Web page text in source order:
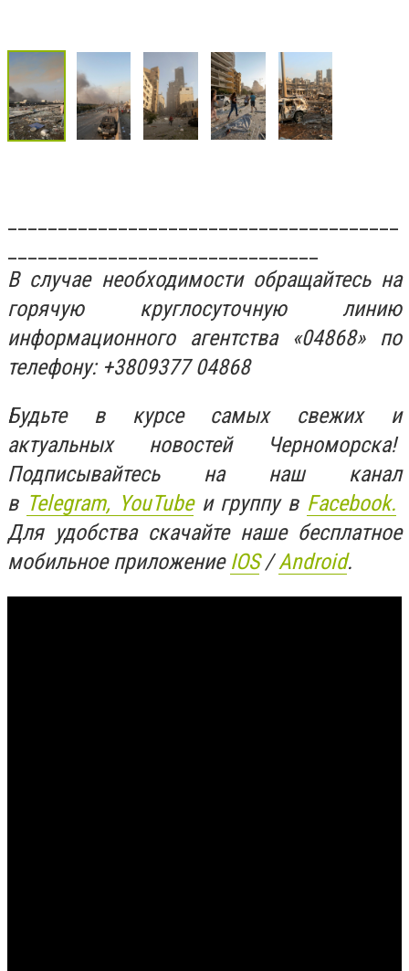
В случае необходимости обращайтесь на
горячую круглосуточную линию
информационного агентства «04868» по
телефону: +3809377 04868
Будьте в курсе самых свежих и
актуальных новостей Черноморска!
Подписывайтесь на наш канал
в Telegram, YouTubeи группу в Facebook.
Для удобства скачайте наше бесплатное
мобильное приложение IOS/Android.